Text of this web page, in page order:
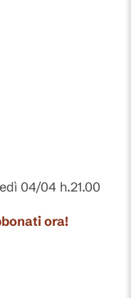
04/04 h.21.00
ora!